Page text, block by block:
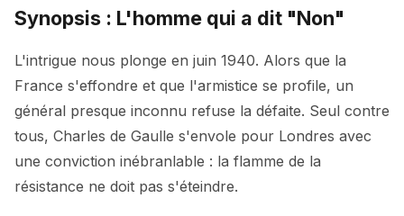
Synopsis : L'homme qui a dit "Non"
L'intrigue nous plonge en juin 1940. Alors que la
France s'effondre et que l'armistice se profile, un
général presque inconnu refuse la défaite. Seul contre
tous, Charles de Gaulle s'envole pour Londres avec
une conviction inébranlable : la flamme de la
résistance ne doit pas s'éteindre.